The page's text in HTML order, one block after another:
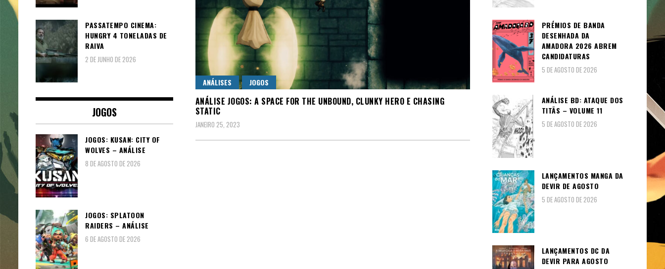
ANÁLISES JOGOS
ANÁLISE JOGOS: A SPACE FOR THE UNBOUND, CLUNKY HERO E CHASING
STATIC
JANEIRO 25, 2023
PASSATEMPO CINEMA:
HUNGRY 4 TONELADAS DE
RAIVA
2 DE JUNHO DE 2026
JOGOS
JOGOS: KUSAN: CITY OF
WOLVES – ANÁLISE
8 DE AGOSTO DE 2026
JOGOS: SPLATOON
RAIDERS – ANÁLISE
6 DE AGOSTO DE 2026
PRÉMIOS DE BANDA
DESENHADA DA
AMADORA 2026 ABREM
CANDIDATURAS
5 DE AGOSTO DE 2026
ANÁLISE BD: ATAQUE DOS
TITÃS – VOLUME 11
5 DE AGOSTO DE 2026
LANÇAMENTOS MANGA DA
DEVIR DE AGOSTO
5 DE AGOSTO DE 2026
LANÇAMENTOS DC DA
DEVIR PARA AGOSTO